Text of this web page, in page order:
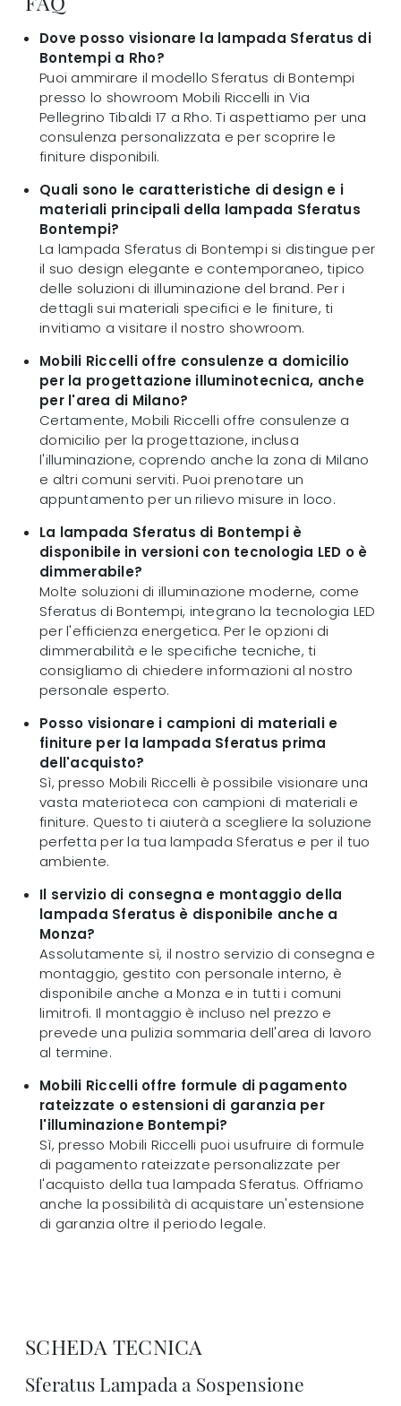
Dove posso visionare la lampada Sferatus di
Bontempi a Rho?
Puoi ammirare il modello Sferatus di Bontempi
presso lo showroom Mobili Riccelli in Via
Pellegrino Tibaldi 17 a Rho. Ti aspettiamo per una
consulenza personalizzata e per scoprire le
finiture disponibili.
Quali sono le caratteristiche di design e i
materiali principali della lampada Sferatus
Bontempi?
La lampada Sferatus di Bontempi si distingue per
il suo design elegante e contemporaneo, tipico
delle soluzioni di illuminazione del brand. Per i
dettagli sui materiali specifici e le finiture, ti
invitiamo a visitare il nostro showroom.
Mobili Riccelli offre consulenze a domicilio
per la progettazione illuminotecnica, anche
per l'area di Milano?
Certamente, Mobili Riccelli offre consulenze a
domicilio per la progettazione, inclusa
l'illuminazione, coprendo anche la zona di Milano
e altri comuni serviti. Puoi prenotare un
appuntamento per un rilievo misure in loco.
La lampada Sferatus di Bontempi è
disponibile in versioni con tecnologia LED o è
dimmerabile?
Molte soluzioni di illuminazione moderne, come
Sferatus di Bontempi, integrano la tecnologia LED
per l'efficienza energetica. Per le opzioni di
dimmerabilità e le specifiche tecniche, ti
consigliamo di chiedere informazioni al nostro
personale esperto.
Posso visionare i campioni di materiali e
finiture per la lampada Sferatus prima
dell'acquisto?
Sì, presso Mobili Riccelli è possibile visionare una
vasta materioteca con campioni di materiali e
finiture. Questo ti aiuterà a scegliere la soluzione
perfetta per la tua lampada Sferatus e per il tuo
ambiente.
Il servizio di consegna e montaggio della
lampada Sferatus è disponibile anche a
Monza?
Assolutamente sì, il nostro servizio di consegna e
montaggio, gestito con personale interno, è
disponibile anche a Monza e in tutti i comuni
limitrofi. Il montaggio è incluso nel prezzo e
prevede una pulizia sommaria dell'area di lavoro
al termine.
Mobili Riccelli offre formule di pagamento
rateizzate o estensioni di garanzia per
l'illuminazione Bontempi?
Sì, presso Mobili Riccelli puoi usufruire di formule
di pagamento rateizzate personalizzate per
l'acquisto della tua lampada Sferatus. Offriamo
anche la possibilità di acquistare un'estensione
di garanzia oltre il periodo legale.
SCHEDA TECNICA
Sferatus Lampada a Sospensione